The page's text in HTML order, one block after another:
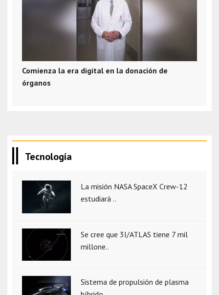
Comienza la era digital en la donación de
órganos
Tecnología
La misión NASA SpaceX Crew-12
estudiará ..
Se cree que 3I/ATLAS tiene 7 mil
millone..
Sistema de propulsión de plasma